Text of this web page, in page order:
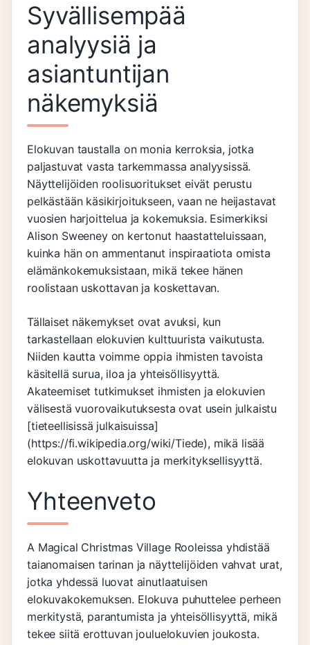
Syvällisempää
analyysiä ja
asiantuntijan
näkemyksiä
Elokuvan taustalla on monia kerroksia, jotka
paljastuvat vasta tarkemmassa analyysissä.
Näyttelijöiden roolisuoritukset eivät perustu
pelkästään käsikirjoitukseen, vaan ne heijastavat
vuosien harjoittelua ja kokemuksia. Esimerkiksi
Alison Sweeney on kertonut haastatteluissaan,
kuinka hän on ammentanut inspiraatiota omista
elämänkokemuksistaan, mikä tekee hänen
roolistaan uskottavan ja koskettavan.
Tällaiset näkemykset ovat avuksi, kun
tarkastellaan elokuvien kulttuurista vaikutusta.
Niiden kautta voimme oppia ihmisten tavoista
käsitellä surua, iloa ja yhteisöllisyyttä.
Akateemiset tutkimukset ihmisten ja elokuvien
välisestä vuorovaikutuksesta ovat usein julkaistu
[tieteellisissä julkaisuissa]
(https://fi.wikipedia.org/wiki/Tiede), mikä lisää
elokuvan uskottavuutta ja merkityksellisyyttä.
Yhteenveto
A Magical Christmas Village Rooleissa yhdistää
taianomaisen tarinan ja näyttelijöiden vahvat urat,
jotka yhdessä luovat ainutlaatuisen
elokuvakokemuksen. Elokuva puhuttelee perheen
merkitystä, parantumista ja yhteisöllisyyttä, mikä
tekee siitä erottuvan jouluelokuvien joukosta.